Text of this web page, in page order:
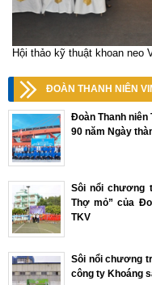
Hội thảo kỹ thuật khoan neo
ĐOÀN THANH NIÊN
Đoàn Thanh niên
90 năm Ngày
Sôi nổi chương
Thợ mỏ” của
TKV
Sôi nổi chương
công ty Khoáng